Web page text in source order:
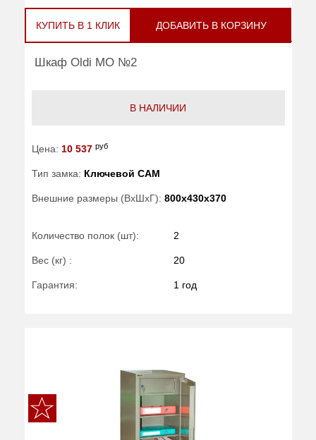
КУПИТЬ В 1 КЛИК ДОБАВИТЬ В КОРЗИНУ
Шкаф Oldi МО №2
В НАЛИЧИИ
Цена: 10 537 руб
Тип замка: Ключевой САМ
Внешние размеры (ВхШхГ): 800x430x370
Количество полок (шт): 2
Вес (кг) : 20
Гарантия: 1 год